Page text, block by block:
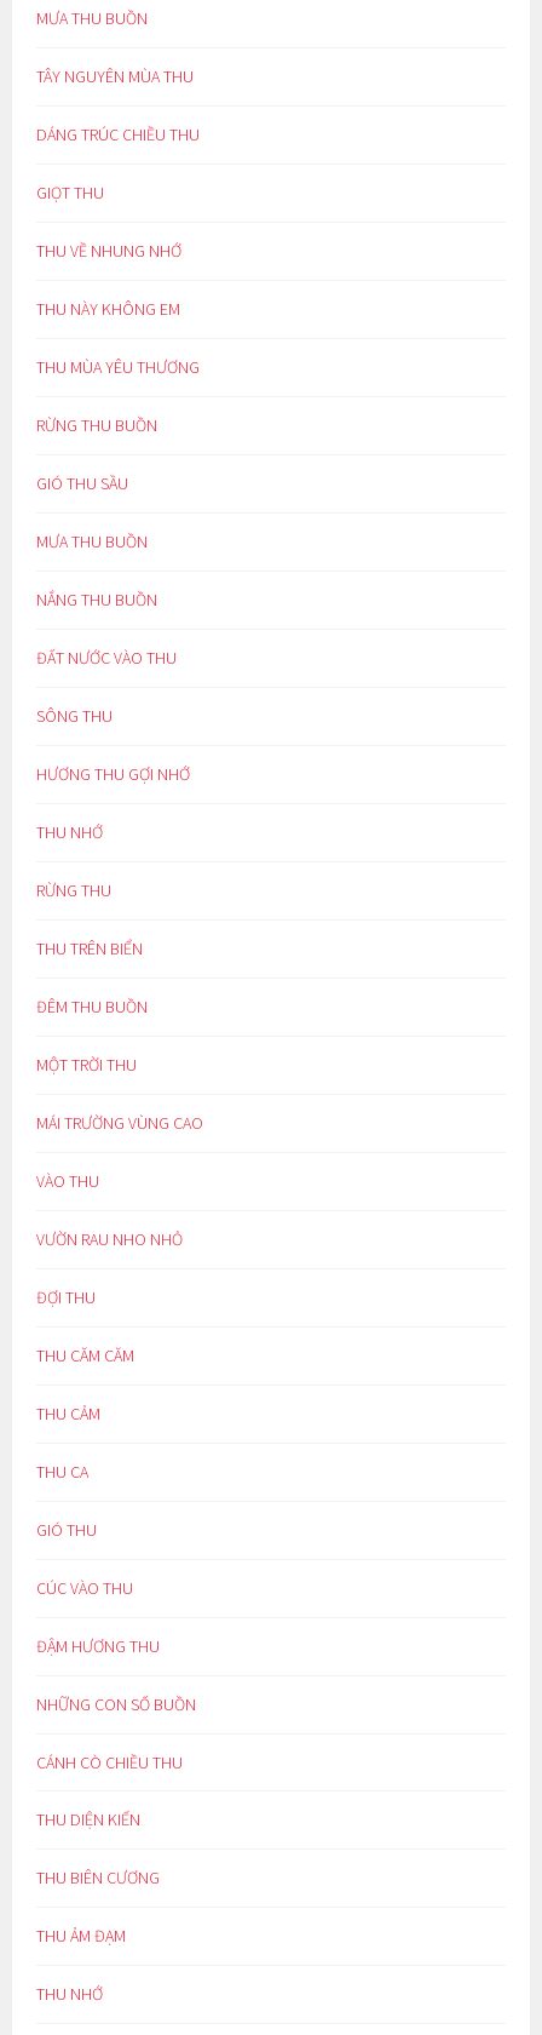
MƯA THU BUỒN
TÂY NGUYÊN MÙA THU
DÁNG TRÚC CHIỀU THU
GIỌT THU
THU VỀ NHUNG NHỚ
THU NÀY KHÔNG EM
THU MÙA YÊU THƯƠNG
RỪNG THU BUỒN
GIÓ THU SẦU
MƯA THU BUỒN
NẮNG THU BUỒN
ĐẤT NƯỚC VÀO THU
SÔNG THU
HƯƠNG THU GỢI NHỚ
THU NHỚ
RỪNG THU
THU TRÊN BIỂN
ĐÊM THU BUỒN
MỘT TRỜI THU
MÁI TRƯỜNG VÙNG CAO
VÀO THU
VƯỜN RAU NHO NHỎ
ĐỢI THU
THU CĂM CĂM
THU CẢM
THU CA
GIÓ THU
CÚC VÀO THU
ĐẬM HƯƠNG THU
NHỮNG CON SỐ BUỒN
CÁNH CÒ CHIỀU THU
THU DIỆN KIẾN
THU BIÊN CƯƠNG
THU ẢM ĐẠM
THU NHỚ